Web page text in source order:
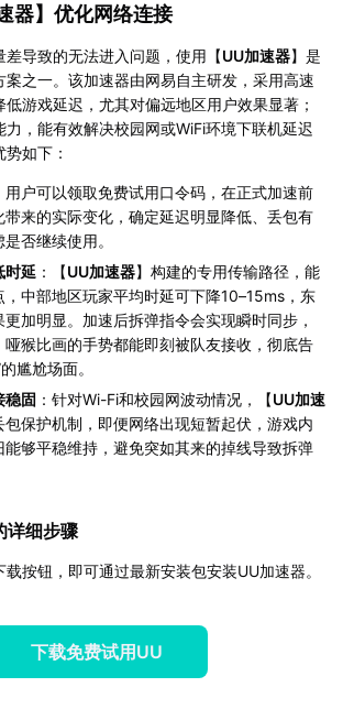
器】优化网络连接
差导致的无法进入问题，使用【UU加速器】是
案之一。该加速器由网易自主研发，采用高速
游戏延迟，尤其对偏远地区用户效果显著；
力，能有效解决校园网或WiFi环境下联机延迟
如下：
用户可以领取免费试用口令码，在正式加速前
来的实际变化，确定延迟明显降低、丢包有
否继续使用。
时延 ：【UU加速器】构建的专用传输路径，能
中部地区玩家平均时延可下降10–15ms，东
加明显。加速后拆弹指令会实现瞬时同步，
猴比画的手势都能即刻被队友接收，彻底告
尴尬场面。
稳固 ：针对Wi-Fi和校园网波动情况，【UU加速
包保护机制，即便网络出现短暂起伏，游戏内
够平稳维持，避免突如其来的掉线导致拆弹
详细步骤
按钮，即可通过最新安装包安装UU加速器。
下载免费试用UU